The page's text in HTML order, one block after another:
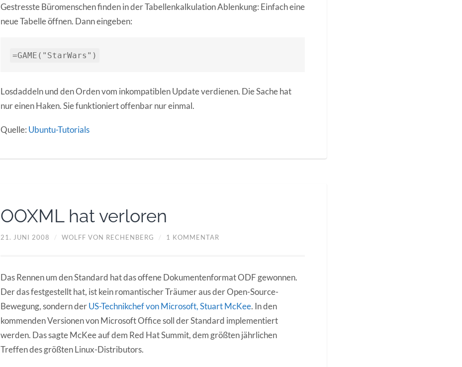
Gestresste Büromenschen finden in der Tabellenkalkulation Ablenkung: Einfach eine
neue Tabelle öffnen. Dann eingeben:
=GAME("StarWars")
Losdaddeln und den Orden vom inkompatiblen Update verdienen. Die Sache hat
nur einen Haken. Sie funktioniert offenbar nur einmal.
Quelle: Ubuntu-Tutorials
OOXML hat verloren
21. JUNI 2008 / WOLFF VON RECHENBERG / 1 KOMMENTAR
Das Rennen um den Standard hat das offene Dokumentenformat ODF gewonnen.
Der das festgestellt hat, ist kein romantischer Träumer aus der Open-Source-
Bewegung, sondern derUS-Technikchef von Microsoft, Stuart McKee. In den
kommenden Versionen von Microsoft Office soll der Standard implementiert
werden. Das sagte McKee auf dem Red Hat Summit, dem größten jährlichen
Treffen des größten Linux-Distributors.